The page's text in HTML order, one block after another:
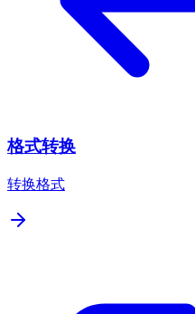
格式转换
转换格式